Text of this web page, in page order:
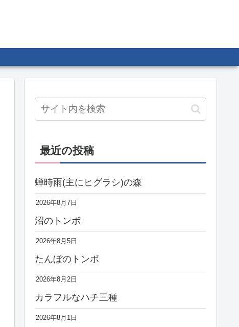
最近の投稿
蝉時雨(主にヒグラシ)の森
2026年8月7日
沼のトンボ
2026年8月5日
たんぼのトンボ
2026年8月2日
カラフルなハチ三種
2026年8月1日